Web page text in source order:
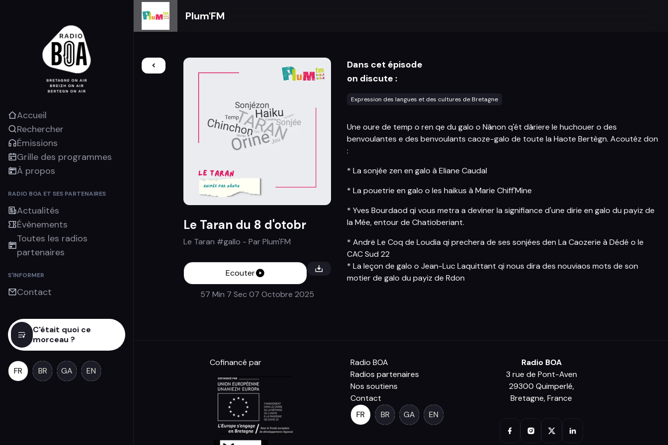
Accueil
Rechercher
Émissions
Grille des programmes
À propos
RADIO BOA ET SES PARTENAIRES
Actualités
Évènements
Toutes les radios
partenaires
S'INFORMER
Contact
C'était quoi ce
morceau ?
FR BR GA EN
Plum'FM
Le Taran du 8 d'otobr
Le Taran #gallo - ParPlum'FM
Ecouter
57 Min 7 Sec 07 Octobre 2025
Dans cet épisode
on discute :
Expression des langues et des cultures de Bretagne
Une oure de temp o ren qe du galo o Nânon q'ét dâriere le huchouer o des
benvoulantes e des benvoulants caoze-galo de toute la Haote Bertègn. Acoutéz don
:
* La sonjée zen en galo à Eliane Caudal
* La pouetrie en galo o les haikus à Marie Chiff'Mine
* Yves Bourdaod qi vous metra a deviner la signifiance d'une dirie en galo du payiz de
la Mée, entour de Chatioberiant.
* Andrë Le Coq de Loudia qi prechera de ses sonjées den La Caozerie à Dédé o le
CAC Sud 22
* La leçon de galo o Jean-Luc Laquittant qi nous dira des nouviaos mots de son
motier de galo du payiz de Rdon
Cofinancé par
Radio BOA
Radios partenaires
Nos soutiens
Contact
FR
BR GA EN
Radio BOA
3 rue de Pont-Aven
29300 Quimperlé,
Bretagne, France